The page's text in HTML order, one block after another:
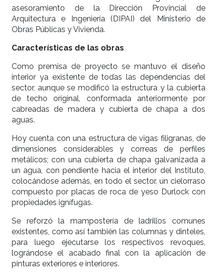
asesoramiento de la Dirección Provincial de
Arquitectura e Ingeniería (DIPAI) del Ministerio de
Obras Públicas y Vivienda.
Características de las obras
Como premisa de proyecto se mantuvo el diseño
interior ya existente de todas las dependencias del
sector, aunque se modificó la estructura y la cubierta
de techo original, conformada anteriormente por
cabreadas de madera y cubierta de chapa a dos
aguas.
Hoy cuenta con una estructura de vigas filigranas, de
dimensiones considerables y correas de perfiles
metálicos; con una cubierta de chapa galvanizada a
un agua, con pendiente hacia el interior del Instituto,
colocándose además, en todo el sector, un cielorraso
compuesto por placas de roca de yeso Durlock con
propiedades ignífugas.
Se reforzó la mampostería de ladrillos comunes
existentes, como así también las columnas y dinteles,
para luego ejecutarse los respectivos revoques,
lográndose el acabado final con la aplicación de
pinturas exteriores e interiores.